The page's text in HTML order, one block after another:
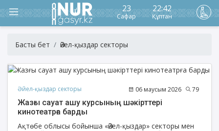
23
Сафар
22:42
Құптан
Басты бет Әйел-қыздар секторы
Әйел-қыздар секторы 06 маусым 2026 79
Жазғы сауат ашу курсының шәкірттері
кинотеатрға барды
Ақтөбе облысы бойынша «Әйел-қыздар» секторы мен